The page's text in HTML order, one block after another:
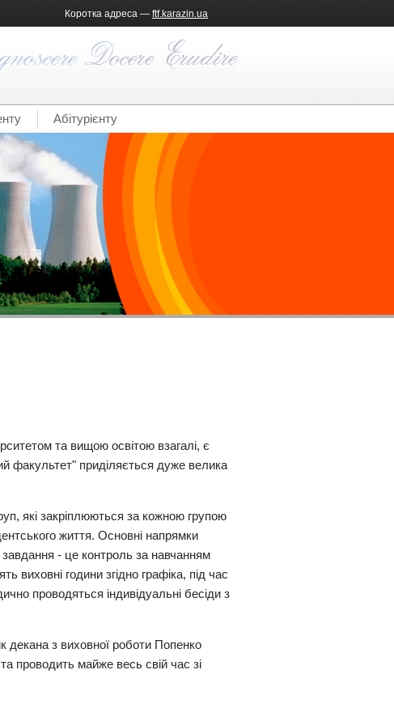
Коротка адреса — ftf.karazin.ua
Абітурієнту
та вищою освітою взагалі, є
факультет" приділяється дуже велика
які закріплюються за кожною групою
життя. Основні напрямки
завдання - це контроль за навчанням
виховні години згідно графіка, під час
проводяться індивідуальні бесіди з
декана з виховної роботи Попенко
проводить майже весь свій час зі